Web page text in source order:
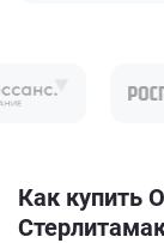
Как купить